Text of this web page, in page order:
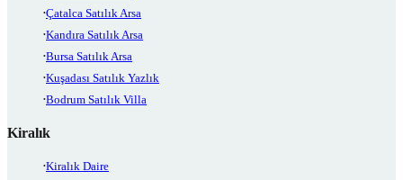
Çatalca Satılık Arsa
Kandıra Satılık Arsa
Bursa Satılık Arsa
Kuşadası Satılık Yazlık
Bodrum Satılık Villa
Kiralık
Kiralık Daire